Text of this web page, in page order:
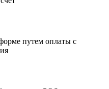
путем оплаты с